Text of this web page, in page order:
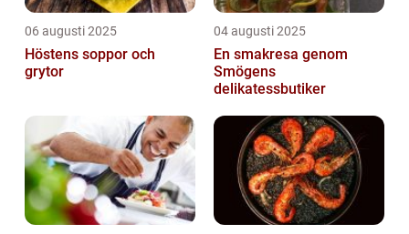
06 augusti 2025
Höstens soppor och
grytor
04 augusti 2025
En smakresa genom
Smögens
delikatessbutiker